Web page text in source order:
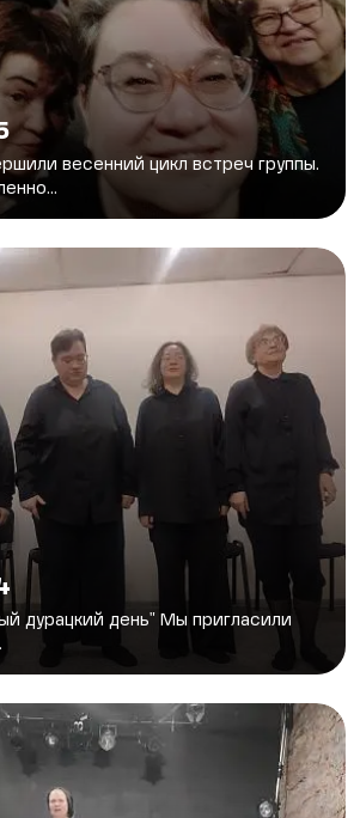
весенний цикл встреч группы.
дурацкий день" Мы пригласили